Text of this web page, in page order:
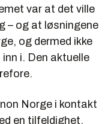
var at det ville
– og at løsningene
og dermed ikke
i. Den aktuelle
Norge i kontakt
en tilfeldighet.